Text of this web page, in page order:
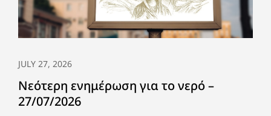
JULY 27, 2026
Νεότερη ενημέρωση για το νερό –
27/07/2026